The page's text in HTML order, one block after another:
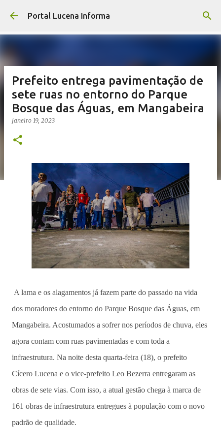
Pular para o conteúdo principal
Portal Lucena Informa
Prefeito entrega pavimentação de
sete ruas no entorno do Parque
Bosque das Águas, em Mangabeira
janeiro 19, 2023
A lama e os alagamentos já fazem parte do passado na vida
dos moradores do entorno do Parque Bosque das Águas, em
Mangabeira. Acostumados a sofrer nos períodos de chuva, eles
agora contam com ruas pavimentadas e com toda a
infraestrutura. Na noite desta quarta-feira (18), o prefeito
Cícero Lucena e o vice-prefeito Leo Bezerra entregaram as
obras de sete vias. Com isso, a atual gestão chega à marca de
161 obras de infraestrutura entregues à população com o novo
padrão de qualidade.